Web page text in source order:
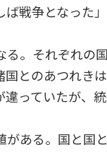
戦争となった
。それぞれの
とのあつれき
っていたが、
ある。国と国